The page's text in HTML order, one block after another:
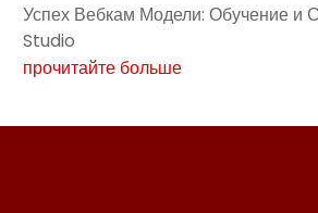
Успех Вебкам Модели: Обучение и
Studio
прочитайте больше